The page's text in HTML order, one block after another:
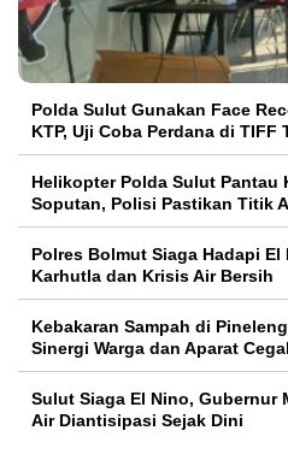
Polda Sulut Gunakan Face
KTP, Uji Coba Perdana di TIFF
Helikopter Polda Sulut Pantau
Soputan, Polisi Pastikan Titik
Polres Bolmut Siaga Hadapi
Karhutla dan Krisis Air Bersih
Kebakaran Sampah di
Sinergi Warga dan Aparat
Sulut Siaga El Nino, Gubernur
Air Diantisipasi Sejak Dini